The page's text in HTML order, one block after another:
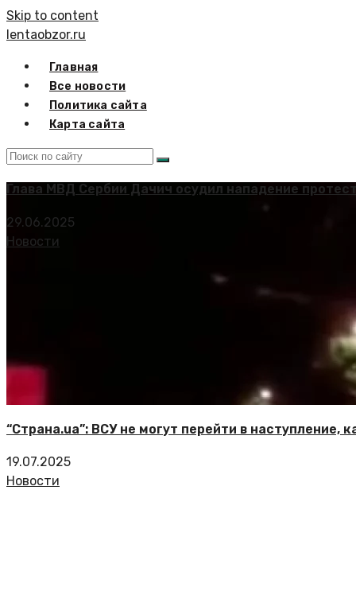
Skip to content
lentaobzor.ru
Главная
Все новости
Политика сайта
Карта сайта
Глава МВД Сербии Дачич осудил нападение
29.06.2025
Новости
“Страна.ua”: ВСУ не могут перейти в наступление,
19.07.2025
Новости